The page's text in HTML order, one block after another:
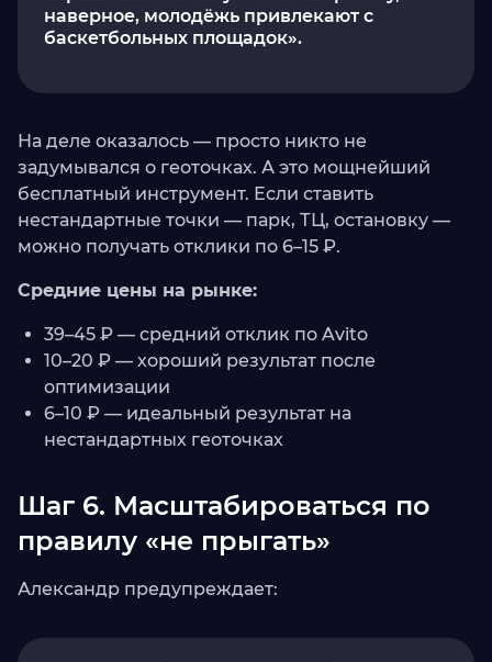
наверное, молодёжь привлекают с
баскетбольных площадок».
На деле оказалось — просто никто не
задумывался о геоточках. А это мощнейший
бесплатный инструмент. Если ставить
нестандартные точки — парк, ТЦ, остановку —
можно получать отклики по 6–15 ₽.
Средние цены на рынке:
39–45 ₽ — средний отклик по Avito
10–20 ₽ — хороший результат после
оптимизации
6–10 ₽ — идеальный результат на
нестандартных геоточках
Шаг 6. Масштабироваться по
правилу «не прыгать»
Александр предупреждает: